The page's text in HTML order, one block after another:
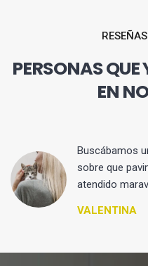
PERSONAS
EN
Buscábamos
sobre que
atendido
VALENTINA